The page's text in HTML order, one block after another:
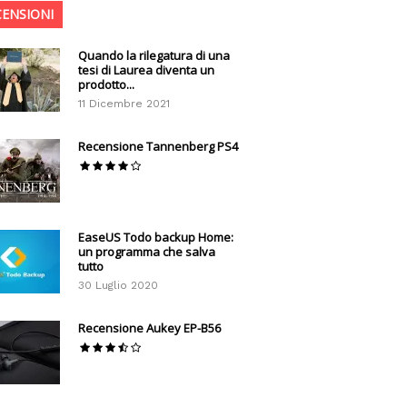
Quando la rilegatura di una
tesi di Laurea diventa un
prodotto...
11 Dicembre 2021
Recensione Tannenberg PS4
EaseUS Todo backup Home:
un programma che salva
tutto
30 Luglio 2020
Recensione Aukey EP-B56